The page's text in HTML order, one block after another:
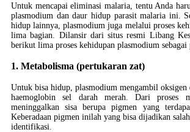
Untuk mencapai eliminasi malaria, tentu Anda
plasmodium dan daur hidup parasit malaria ini.
hidup lainnya, plasmodium juga melalui proses
lima bagian. Dilansir dari situs resmi Libang
berikut lima proses kehidupan plasmodium sebagai
1. Metabolisma (pertukaran zat)
Untuk bisa hidup, plasmodium mengambil oksigen
haemoglobin sel darah merah. Dari proses
meninggalkan sisa berupa pigmen yang
Keberadaan pigmen inilah yang bisa dijadikan
identifikasi.